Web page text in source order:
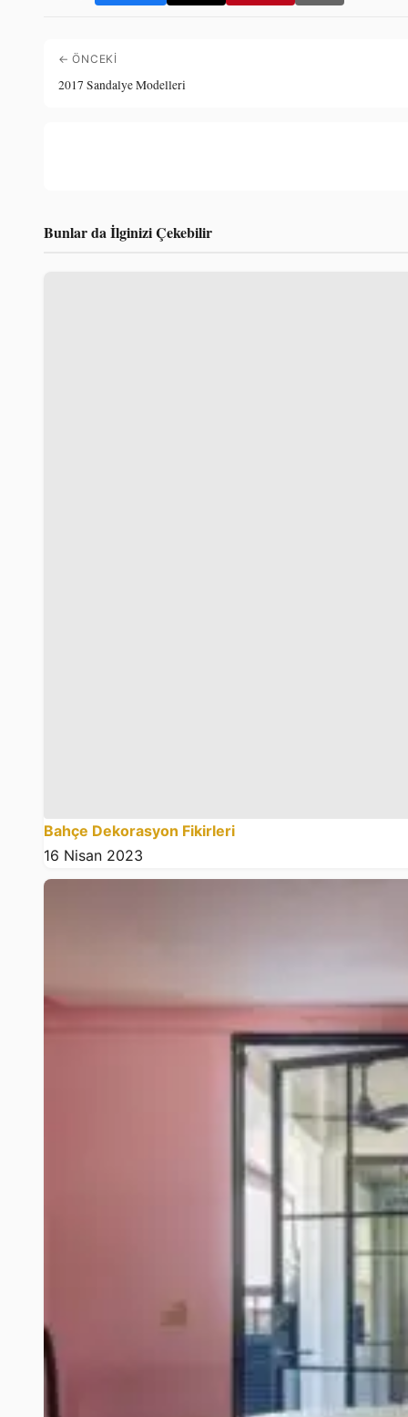
← ÖNCEKI
2017 Sandalye Modelleri
Bunlar da İlginizi Çekebilir
Bahçe Dekorasyon Fikirleri
16 Nisan 2023